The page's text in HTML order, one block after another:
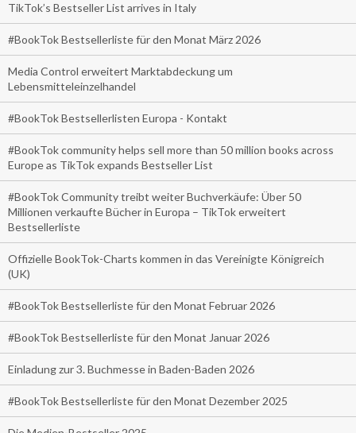
TikTok’s Bestseller List arrives in Italy
#BookTok Bestsellerliste für den Monat März 2026
Media Control erweitert Marktabdeckung um
Lebensmitteleinzelhandel
#BookTok Bestsellerlisten Europa - Kontakt
#BookTok community helps sell more than 50 million books across
Europe as TikTok expands Bestseller List
#BookTok Community treibt weiter Buchverkäufe: Über 50
Millionen verkaufte Bücher in Europa – TikTok erweitert
Bestsellerliste
Offizielle BookTok-Charts kommen in das Vereinigte Königreich
(UK)
#BookTok Bestsellerliste für den Monat Februar 2026
#BookTok Bestsellerliste für den Monat Januar 2026
Einladung zur 3. Buchmesse in Baden-Baden 2026
#BookTok Bestsellerliste für den Monat Dezember 2025